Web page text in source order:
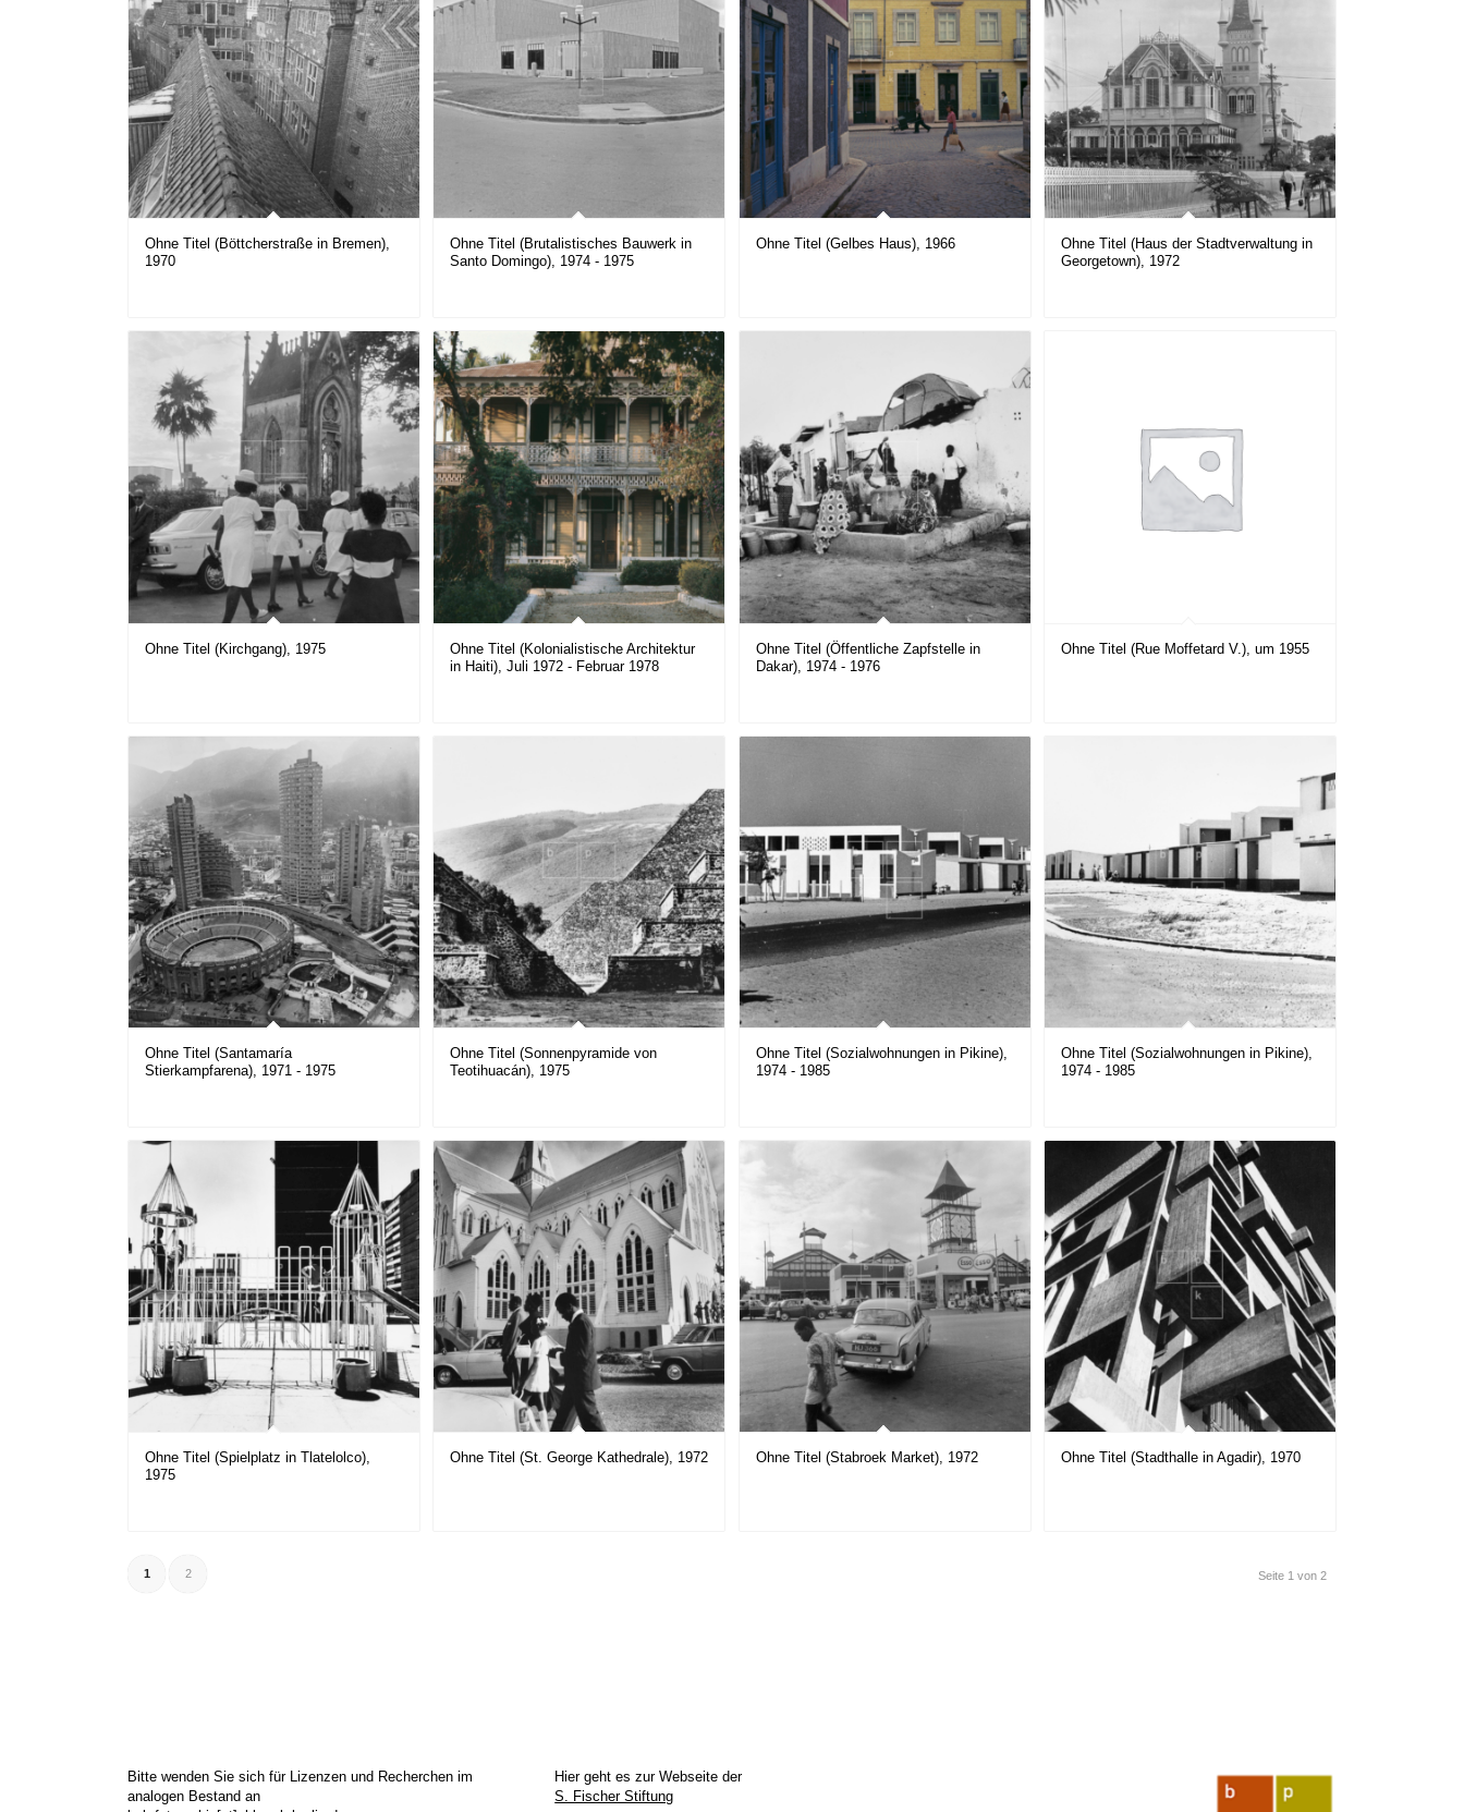
Ohne Titel (Böttcherstraße in Bremen),
1970
Ohne Titel (Brutalistisches Bauwerk in
Santo Domingo), 1974 - 1975
Ohne Titel (Gelbes Haus), 1966
Ohne Titel (Haus der Stadtverwaltung in
Georgetown), 1972
Ohne Titel (Kirchgang), 1975
Ohne Titel (Kolonialistische Architektur
in Haiti), Juli 1972 - Februar 1978
Ohne Titel (Öffentliche Zapfstelle in
Dakar), 1974 - 1976
Ohne Titel (Rue Moffetard V.), um 1955
Ohne Titel (Santamaría
Stierkampfarena), 1971 - 1975
Ohne Titel (Sonnenpyramide von
Teotihuacán), 1975
Ohne Titel (Sozialwohnungen in Pikine),
1974 - 1985
Ohne Titel (Sozialwohnungen in Pikine),
1974 - 1985
Ohne Titel (Spielplatz in Tlatelolco),
1975
Ohne Titel (St. George Kathedrale), 1972 Ohne Titel (Stabroek Market), 1972 Ohne Titel (Stadthalle in Agadir), 1970
Seite 1 von 2
1 2
Bitte wenden Sie sich für Lizenzen und Recherchen im
analogen Bestand an
Hier geht es zur Webseite der
S. Fischer Stiftung